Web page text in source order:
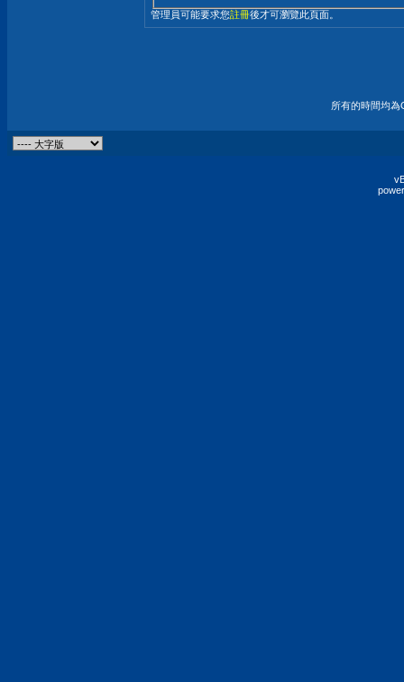
管理員可能要求您註冊後才可瀏覽此頁面。
所有的時間均為